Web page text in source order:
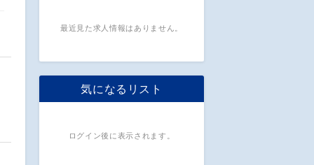
最近見た求人情報はありません。
気になるリスト
ログイン後に表示されます。